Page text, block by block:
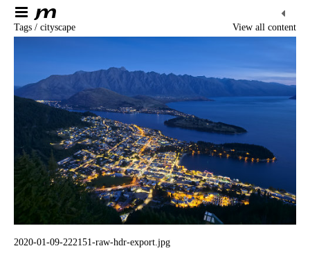
View all content
Tags / cityscape
2020-01-09-222151-raw-hdr-export.jpg